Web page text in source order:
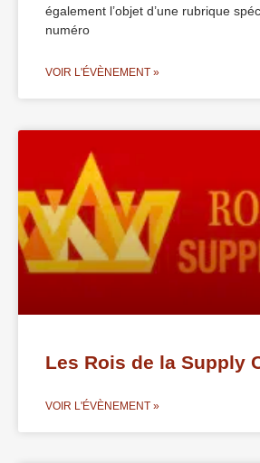
également l’objet d’une rubrique
numéro
VOIR L'ÉVÈNEMENT »
Les Rois de la Supply
VOIR L'ÉVÈNEMENT »